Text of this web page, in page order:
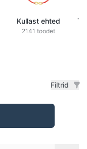
Kullast ehted
2141 toodet
Filtrid